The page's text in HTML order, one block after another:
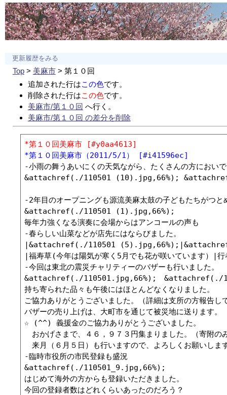
更新履歴をみる
Top> 美麻市> 第１０回
追加された行はこの色です。
削除された行はこの色です。
美麻市/第１０回 へ行く。
美麻市/第１０回 の差分を削除
*第１０回美麻市 [#y0aa4613]
*第１０回美麻市（2011/5/1） [#i41596ec]
-小雨の舞うあいにくの天気ながら、たくさんの方におい
&attachref(./110501 (10).jpg,66%);
-2年目のオープニングも源流美麻太鼓の子どもたちがつと
&attachref(./110501 (1).jpg,66%);
毎年力強くなる演奏に会場からはアンコールの声も
-春らしい山菜などが店先にはならびました。
|&attachref(./110501
|福寿草(今年は陽気が寒く5月でも花が咲いています）|
-今回は東北の震災チャリティーのバザーも行いました。
&attachref(./110501.jpg,66%);　&attachref(./
持ち寄られた品々も午後にはほとんどなくなりました。
ご協力ありがとうございました。（詳細は支所の方報告し
バザーの売り上げは、大町市を通じて被災地に送ります。
☆ (^^) 義援金のご協力ありがとうございました。
おかげさまで、４６，９７３円集まりました。（寄附の
来月（６月５日）も行いますので、よろしくお願いしま
-臨時市役所の市民登録も盛況
&attachref(./110501_9.jpg,66%);
はじめて海外の方からも登録いただきました。
今回の登録者数はどれくらいあったのだろう？